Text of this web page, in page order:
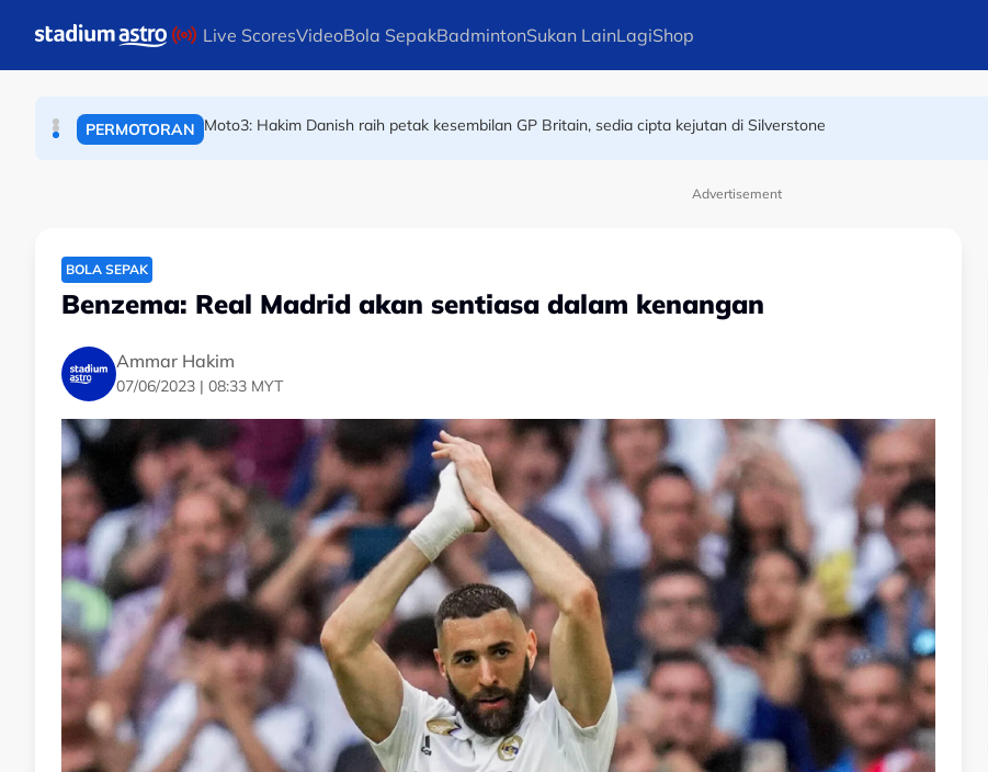
Live ScoresVideoBola SepakBadmintonSukan LainLagiShop
PERMOTORAN
BOLA SEPAK Piala Hyundai ASEAN: Malaysia ke separuh akhir! Wan Kuzain arkitek kemenangan Harimau Malaya
Advertisement
BOLA SEPAK
Benzema: Real Madrid akan sentiasa dalam kenangan
Ammar Hakim
07/06/2023 | 08:33 MYT